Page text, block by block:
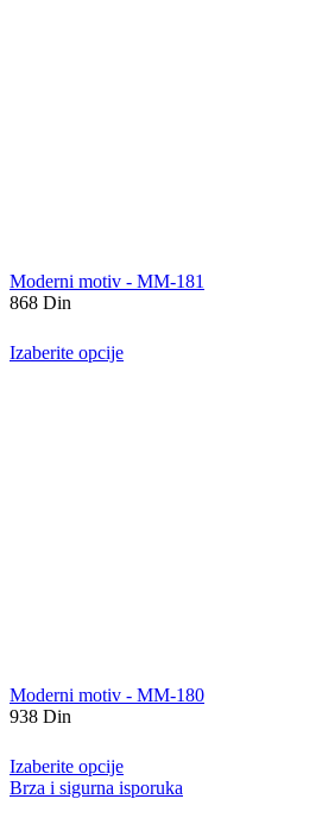
Moderni motiv - MM-181
868 Din
Izaberite opcije
Moderni motiv - MM-180
938 Din
Izaberite opcije
Brza i sigurna isporuka